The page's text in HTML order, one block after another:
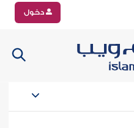
دخول